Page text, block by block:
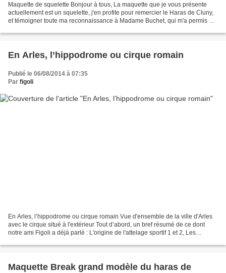
Maquette de squelette Bonjour à tous, La maquette que je vous présente
actuellement est un squelette, j'en profite pour remercier le Haras de Cluny,
et témoigner toute ma reconnaissance à Madame Buchet, qui m'a permis de
En Arles, l’hippodrome ou cirque romain
Publié le 06/08/2014 à 07:35
Par figoli
En Arles, l’hippodrome ou cirque romain Vue d'ensemble de la ville d'Arles
avec le cirque situé à l'extérieur Tout d’abord, un bref résumé de ce dont
notre ami Figoli a déjà parlé : L'origine de l'attelage sportif 1 et 2, Les
Maquette Break grand modèle du haras de